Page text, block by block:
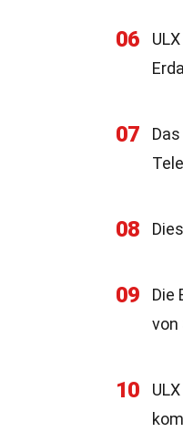
06
07
08
09
Die
von
10